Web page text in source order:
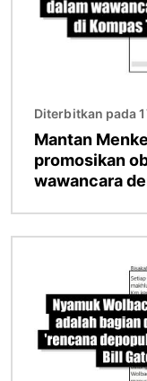
Diterbitkan pada
Mantan
promosikan
wawancara